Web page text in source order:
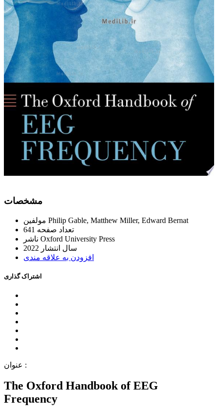
ﻣﺸﺨﺼﺎﺕ
Philip Gable, Matthew Miller, Edward Bernat
ﺗﻌﺪاﺩ ﺻﻔﺤﻪ 641
Oxford University Press
ﺳﺎﻝ اﻧﺘﺸﺎﺭ 2022
اﻓﺰﻭﺩﻥ ﺑﻪ ﻋﻼﻗﻪ ﻣﻨﺪﯼ
اﺷﺘﺮاﮎ ﮔﺬاﺭﯼ
ﻋﻨﻮاﻥ :
The Oxford Handbook of EEG
Frequency